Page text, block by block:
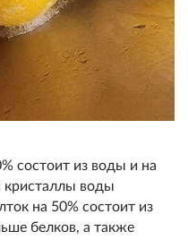
состоит из воды и на
кристаллы воды
на 50% состоит из
белков, а также